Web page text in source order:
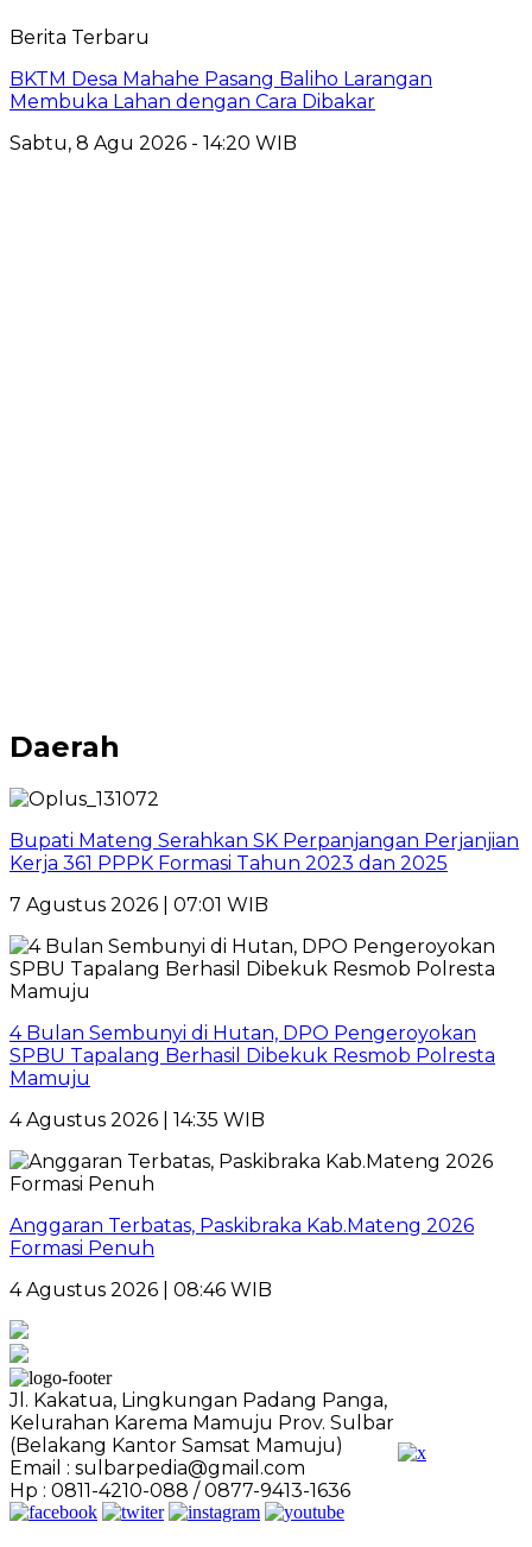
Berita Terbaru
BKTM Desa Mahahe Pasang Baliho Larangan
Membuka Lahan dengan Cara Dibakar
Sabtu, 8 Agu 2026 - 14:20 WIB
Daerah
Bupati Mateng Serahkan SK Perpanjangan Perjanjian
Kerja 361 PPPK Formasi Tahun 2023 dan 2025
7 Agustus 2026 | 07:01 WIB
4 Bulan Sembunyi di Hutan, DPO Pengeroyokan
SPBU Tapalang Berhasil Dibekuk Resmob Polresta
Mamuju
4 Agustus 2026 | 14:35 WIB
Anggaran Terbatas, Paskibraka Kab.Mateng 2026
Formasi Penuh
4 Agustus 2026 | 08:46 WIB
Jl. Kakatua, Lingkungan Padang Panga,
Kelurahan Karema Mamuju Prov. Sulbar
(Belakang Kantor Samsat Mamuju)
Email : sulbarpedia@gmail.com
Hp : 0811-4210-088 / 0877-9413-1636